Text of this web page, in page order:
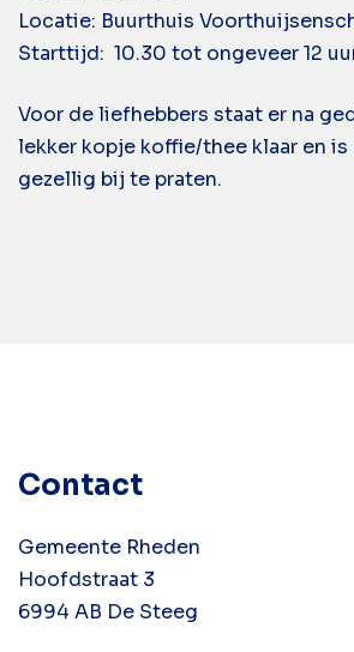
Locatie: Buurthuis
Starttijd: 10.30 tot ongeveer 12
Voor de liefhebbers staat er na
lekker kopje koffie/thee klaar en
gezellig bij te praten.
Contact
Gemeente Rheden
Hoofdstraat 3
6994 AB De Steeg